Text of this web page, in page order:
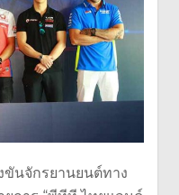
ขันจักรยานยนต์ทาง